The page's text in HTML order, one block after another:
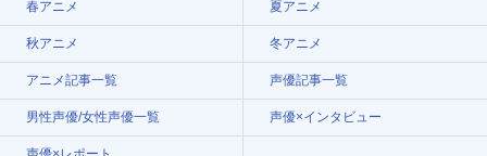
春アニメ 夏アニメ
秋アニメ 冬アニメ
アニメ記事一覧 声優記事一覧
男性声優/女性声優一覧 声優×インタビュー